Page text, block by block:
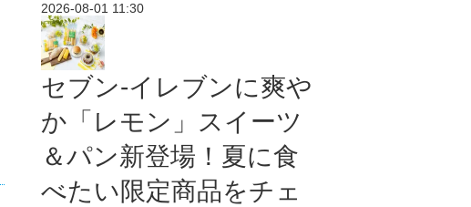
2026-08-01 11:30
セブン‐イレブンに爽や
か「レモン」スイーツ
＆パン新登場！夏に食
べたい限定商品をチェ